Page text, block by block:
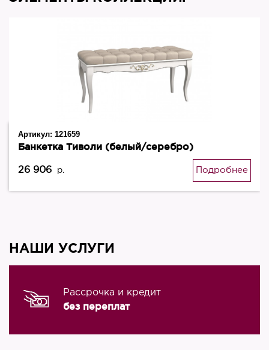
Артикул: 121659
Банкетка Тиволи (белый/серебро)
26 906 р. Подробнее
НАШИ УСЛУГИ
Рассрочка и кредит
без переплат